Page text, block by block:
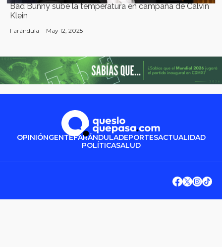
Bad Bunny sube la temperatura en campaña de Calvin
Klein
Farándula May 12, 2025
OPINIÓNGENTEFARÁNDULADEPORTESACTUALIDAD
POLÍTICASALUD